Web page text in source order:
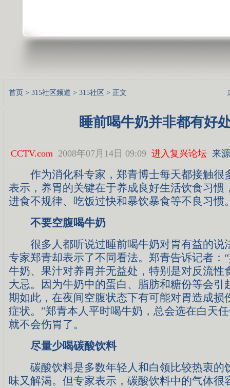
首页 > 315社区频道 > 315社区 > 正文
睡前喝牛奶并非都有好
CCTV.com 2008年07月14日 09:09 进入复兴论坛来源
作为消化科专家，郑青博士每天都接触很
表示，养胃的关键在于养成良好生活饮食习惯
进食不规律、吃饭过快和暴饮暴食等不良习惯
不要空腹喝牛奶
很多人都听说过睡前喝牛奶对胃有益的说
专家郑青却表示了不同看法。郑青告诉记者：
牛奶、果汁对养胃并无益处，特别是对反流性
大忌。因为牛奶中的蛋白、脂肪和糖份等会引
期如此，在夜间空腹状态下有可能对胃造成损
症状。”郑青本人平时喝牛奶，总会选在白天
就不会伤胃了。
尽量少喝碳酸饮料
碳酸饮料是多数年轻人和白领比较热衷的
味又解渴。但专家表示，碳酸饮料中的气体很